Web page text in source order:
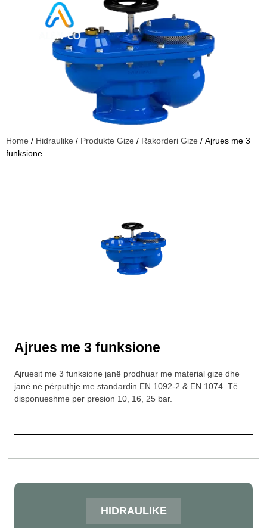
Home / Hidraulike / Produkte Gize / Rakorderi Gize / Ajrues me 3
funksione
Ajrues me 3 funksione
Ajruesit me 3 funksione janë prodhuar me material gize dhe
janë në përputhje me standardin EN 1092-2 & EN 1074. Të
disponueshme per presion 10, 16, 25 bar.
HIDRAULIKE